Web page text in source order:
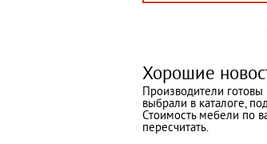
Хорошие
Производители
выбрали в каталоге,
Стоимость мебели по
пересчитать.